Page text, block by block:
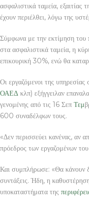
ασφαλιστικά ταμεία, εξαιτίας
έχουν περιέλθει, λόγω της
Σύμφωνα με την εκτίμηση του
στα ασφαλιστικά ταμεία, η
επικουρική 30%, ενώ θα
Οι εργαζόμενοι της
ΟΑΕΔ κλπ) εξήγγειλαν
γενομένης από τις 16 Σεπ Τεμ
600 συναδέλφων τους.
«Δεν περισσεύει κανένας, αν
πρόεδρος των εργαζομένων
Και συμπλήρωσε: «Θα κάνουν
συντάξεις. Ήδη, η
υποκαταστήματα της